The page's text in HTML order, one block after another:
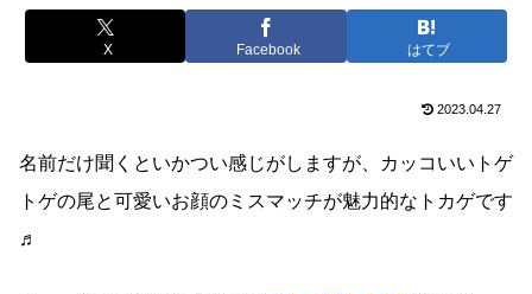
X Facebook はてブ
2023.04.27
名前だけ聞くといかつい感じがしますが、カッコいいトゲ
トゲの尾と可愛いお顔のミスマッチが魅力的なトカゲです
♬